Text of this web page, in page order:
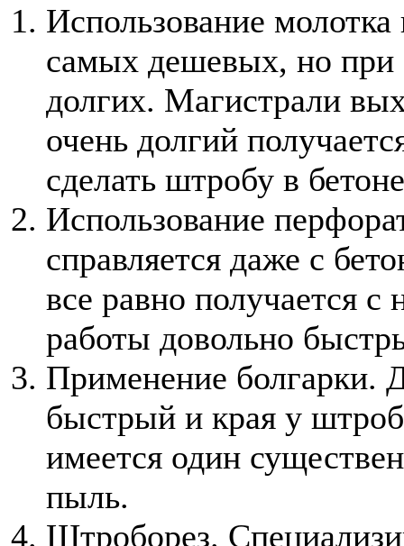
Использование
самых дешевых, но при
долгих. Магистрали
очень долгий
сделать штробу в
Использование
справляется даже с
все равно получается
работы довольно
Применение болгарки.
быстрый и края у
имеется один
пыль.
Штроборез.